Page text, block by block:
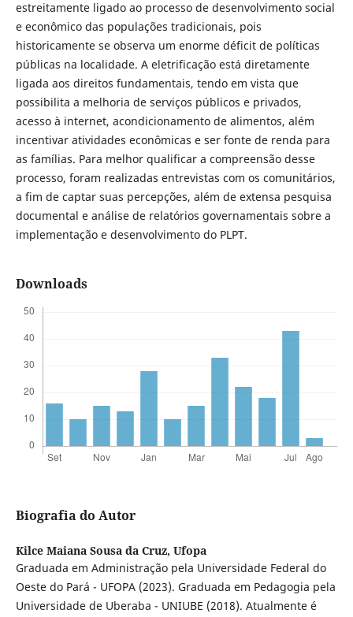
estreitamente ligado ao processo de desenvolvimento social
e econômico das populações tradicionais, pois
historicamente se observa um enorme déficit de políticas
públicas na localidade. A eletrificação está diretamente
ligada aos direitos fundamentais, tendo em vista que
possibilita a melhoria de serviços públicos e privados,
acesso à internet, acondicionamento de alimentos, além
incentivar atividades econômicas e ser fonte de renda para
as famílias. Para melhor qualificar a compreensão desse
processo, foram realizadas entrevistas com os comunitários,
a fim de captar suas percepções, além de extensa pesquisa
documental e análise de relatórios governamentais sobre a
implementação e desenvolvimento do PLPT.
Downloads
Biografia do Autor
Kilce Maiana Sousa da Cruz, Ufopa
Graduada em Administração pela Universidade Federal do
Oeste do Pará - UFOPA (2023). Graduada em Pedagogia pela
Universidade de Uberaba - UNIUBE (2018). Atualmente é